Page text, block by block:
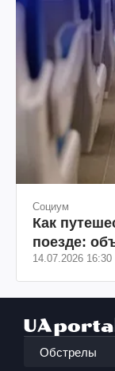
Социум
Как
поезде:
14.07.2026 16:30
Обстрелы